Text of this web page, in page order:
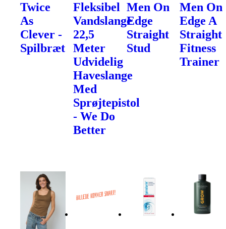
Twice
As
Clever -
Spilbræt
Fleksibel
Vandslange
22,5
Meter
Udvidelig
Haveslange
Med
Sprøjtepistol
- We Do
Better
Men On
Edge
Straight
Stud
Men On
Edge A
Straight
Fitness
Trainer